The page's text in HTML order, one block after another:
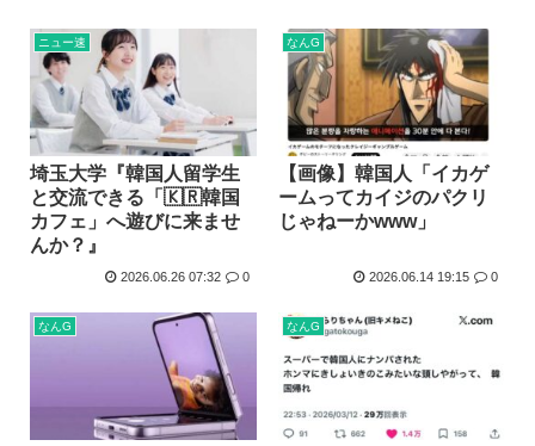
高市早苗、3000万円以上の高級新公用車を購入させ贅を尽...
韓国人「30年前から変わらない日本の女子高生の姿に韓国人...
韓国人さん、ネトウヨの痛いところを突いてしまう。「日本人...
小泉防衛大臣、高市早苗の被災地訪問PVに張り合うかのよう...
韓国人「韓国人が日本のラーメンについて勘違いしていること...
生成AIのイラストを使ってTCG作ってる??
お前ら今期アニメ何見てるの？
ケンモメンの生きがいはなに？安倍晋三以外で
夏場のロリコンおま●こが蒸れ蒸れしててエッチなぷりきゅあ...
高市早苗、今日長崎で平和祈念式典に参列して被爆体験者と面...
ニュー速
埼玉大学『韓国人留学生
と交流できる「🇰🇷韓国
カフェ」へ遊びに来ませ
んか？』
2026.06.26 07:32 0
なんG
【画像】韓国人「イカゲ
ームってカイジのパクリ
じゃねーかwww」
2026.06.14 19:15 0
なんG なんG